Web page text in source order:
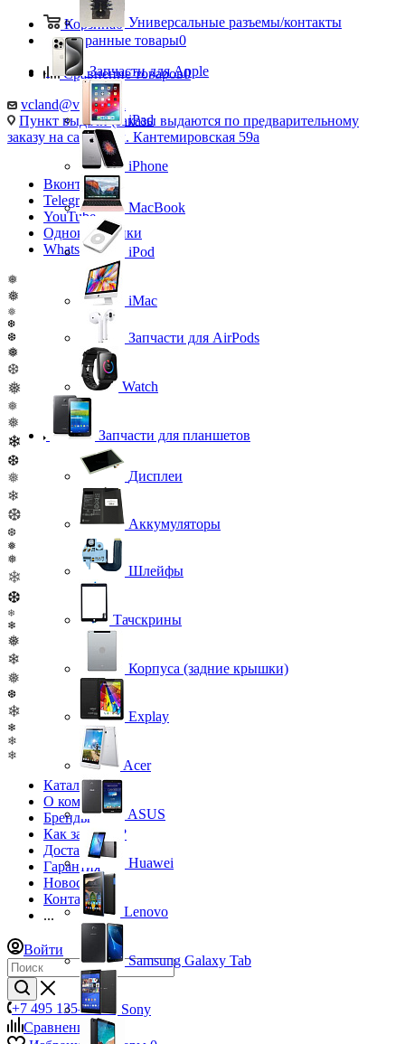
Корзина0
Избранные товары0
Сравнение товаров0
vcland@vcland.ru
Пункт выдачи (заказы выдаются по предварительному
заказу на сайте), ул. Кантемировская 59а
Вконтакте
Telegram
YouTube
Одноклассники
WhatsApp
❅
❅
❅
❆
❆
❅
❆
❅
❅
❅
❄
❆
❅
❄
❆
❆
❅
❅
❄
❆
❄
❄
❅
❄
❅
❆
❄
❄
❄
❄
Каталог
О компании
Бренды
Как заказать?
Доставка
Гарантия
Новости
Контакты
...
Войти
+7 495 135-39-43
Сравнение
0
Универсальные разъемы/контакты
Запчасти для Apple
iPad
iPhone
MacBook
iPod
iMac
Запчасти для AirPods
Watch
Запчасти для планшетов
Дисплеи
Аккумуляторы
Шлейфы
Тачскрины
Корпуса (задние крышки)
Explay
Acer
ASUS
Huawei
Lenovo
Samsung Galaxy Tab
Sony